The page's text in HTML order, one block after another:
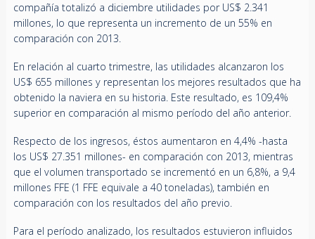
compañía totalizó a diciembre utilidades por US$ 2.341
millones, lo que representa un incremento de un 55% en
comparación con 2013.
En relación al cuarto trimestre, las utilidades alcanzaron los
US$ 655 millones y representan los mejores resultados que ha
obtenido la naviera en su historia. Este resultado, es 109,4%
superior en comparación al mismo período del año anterior.
Respecto de los ingresos, éstos aumentaron en 4,4% -hasta
los US$ 27.351 millones- en comparación con 2013, mientras
que el volumen transportado se incrementó en un 6,8%, a 9,4
millones FFE (1 FFE equivale a 40 toneladas), también en
comparación con los resultados del año previo.
Para el período analizado, los resultados estuvieron influidos